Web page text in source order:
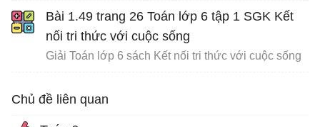
Bài 1.49 trang 26 Toán lớp 6 tập 1 SGK Kết
nối tri thức với cuộc sống
Giải Toán lớp 6 sách Kết nối tri thức với cuộc sống
Chủ đề liên quan